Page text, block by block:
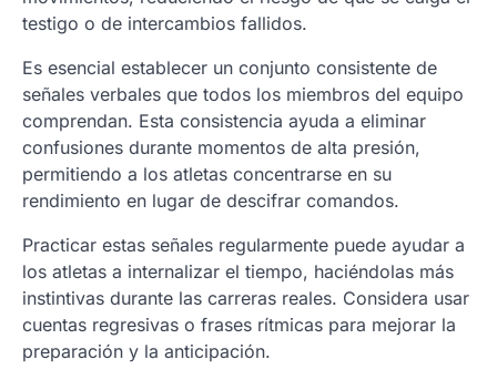
testigo o de intercambios fallidos.
Es esencial establecer un conjunto consistente de
señales verbales que todos los miembros del equipo
comprendan. Esta consistencia ayuda a eliminar
confusiones durante momentos de alta presión,
permitiendo a los atletas concentrarse en su
rendimiento en lugar de descifrar comandos.
Practicar estas señales regularmente puede ayudar a
los atletas a internalizar el tiempo, haciéndolas más
instintivas durante las carreras reales. Considera usar
cuentas regresivas o frases rítmicas para mejorar la
preparación y la anticipación.